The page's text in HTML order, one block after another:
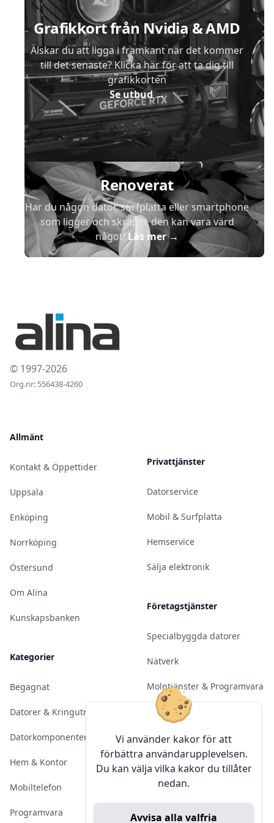
Vi använder kakor för att
förbättra användarupplevelsen.
Du kan välja vilka kakor du tillåter
nedan.
Avvisa alla valfria
Grafikkort från Nvidia & AMD
Älskar du att ligga i framkant när det kommer
till det senaste? Klicka här för att ta dig till
grafikkorten
Se utbud→
Renoverat
Har du någon dator, surfplatta eller smartphone
som ligger och skräpar, den kan vara värd
något!Läs mer→
© 1997-2026
Org.nr: 556438-4260
Allmänt
Kontakt & Öppettider
Uppsala
Enköping
Norrköping
Östersund
Om Alina
Kunskapsbanken
Kategorier
Begagnat
Datorer & Kringutrustning
Datorkomponenter
Hem & Kontor
Mobiltelefon
Programvara
Privattjänster
Datorservice
Mobil & Surfplatta
Hemservice
Sälja elektronik
Företagstjänster
Specialbyggda datorer
Nätverk
Molntjänster & Programvara
Server & Backup
Kameraövervakning
Konferens & Public Display
Sälja elektronik